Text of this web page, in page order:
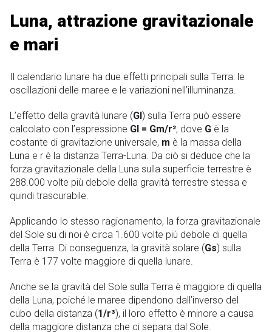
Luna, attrazione gravitazionale
e mari
Il calendario lunare ha due effetti principali sulla Terra: le
oscillazioni delle maree e le variazioni nell’illuminanza.
L’effetto della gravità lunare (Gl) sulla Terra può essere
calcolato con l’espressione Gl = Gm/r², dove G è la
costante di gravitazione universale, m è la massa della
Luna e r è la distanza Terra-Luna. Da ciò si deduce che la
forza gravitazionale della Luna sulla superficie terrestre è
288.000 volte più debole della gravità terrestre stessa e
quindi trascurabile.
Applicando lo stesso ragionamento, la forza gravitazionale
del Sole su di noi è circa 1.600 volte più debole di quella
della Terra. Di conseguenza, la gravità solare (Gs) sulla
Terra è 177 volte maggiore di quella lunare.
Anche se la gravità del Sole sulla Terra è maggiore di quella
della Luna, poiché le maree dipendono dall’inverso del
cubo della distanza (1/r³), il loro effetto è minore a causa
della maggiore distanza che ci separa dal Sole.